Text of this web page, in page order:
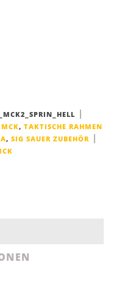
, TAKTISCHE RAHMEN
, SIG SAUER ZUBEHÖR